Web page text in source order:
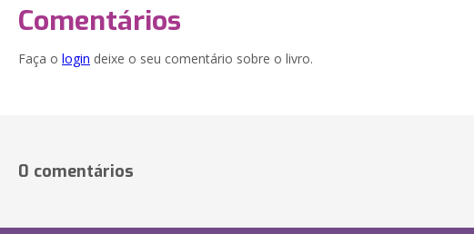
Comentários
Faça o login deixe o seu comentário sobre o livro.
0 comentários